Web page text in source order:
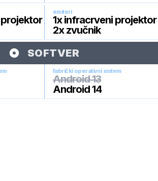
emiteri
1x infracrveni projektor
2x zvučnik
SOFTVER
fabrički operativni sistem
Android 13
Android 14